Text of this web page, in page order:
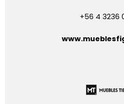
+56 4 3236